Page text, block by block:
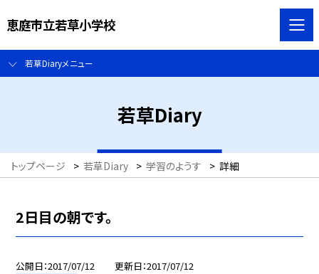
恵庭市立若草小学校
若草Diaryメニュー
若草Diary
トップページ > 若草Diary > 学習のようす > 詳細
2日目の朝です。
公開日 2017/07/12 更新日 2017/07/12